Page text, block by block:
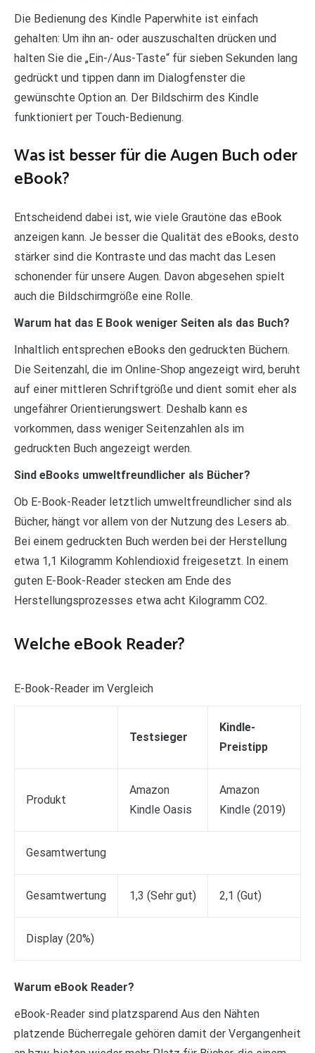
Die Bedienung des Kindle Paperwhite ist einfach
gehalten: Um ihn an- oder auszuschalten drücken und
halten Sie die „Ein-/Aus-Taste“ für sieben Sekunden lang
gedrückt und tippen dann im Dialogfenster die
gewünschte Option an. Der Bildschirm des Kindle
funktioniert per Touch-Bedienung.
Was ist besser für die Augen Buch oder
eBook?
Entscheidend dabei ist, wie viele Grautöne das eBook
anzeigen kann. Je besser die Qualität des eBooks, desto
stärker sind die Kontraste und das macht das Lesen
schonender für unsere Augen. Davon abgesehen spielt
auch die Bildschirmgröße eine Rolle.
Warum hat das E Book weniger Seiten als das Buch?
Inhaltlich entsprechen eBooks den gedruckten Büchern.
Die Seitenzahl, die im Online-Shop angezeigt wird, beruht
auf einer mittleren Schriftgröße und dient somit eher als
ungefährer Orientierungswert. Deshalb kann es
vorkommen, dass weniger Seitenzahlen als im
gedruckten Buch angezeigt werden.
Sind eBooks umweltfreundlicher als Bücher?
Ob E-Book-Reader letztlich umweltfreundlicher sind als
Bücher, hängt vor allem von der Nutzung des Lesers ab.
Bei einem gedruckten Buch werden bei der Herstellung
etwa 1,1 Kilogramm Kohlendioxid freigesetzt. In einem
guten E-Book-Reader stecken am Ende des
Herstellungsprozesses etwa acht Kilogramm CO2.
Welche eBook Reader?
E-Book-Reader im Vergleich
Testsieger
Kindle-
Preistipp
Produkt
Amazon
Kindle Oasis
Amazon
Kindle (2019)
Gesamtwertung
Gesamtwertung 1,3 (Sehr gut) 2,1 (Gut)
Display (20%)
Warum eBook Reader?
eBook-Reader sind platzsparend Aus den Nähten
platzende Bücherregale gehören damit der Vergangenheit